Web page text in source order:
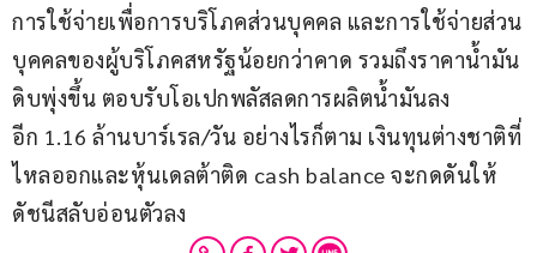
การใช้จ่ายเพื่อการบริโภคส่วนบุคคล และการใช้จ่ายส่วน
บุคคลของผู้บริโภคสหรัฐน้อยกว่าคาด รวมถึงราคาน้ำมัน
ดิบพุ่งขึ้น ตอบรับโอเปกพลัสลดการผลิตน้ำมันลง
อีก 1.16 ล้านบาร์เรล/วัน อย่างไรก็ตาม เงินทุนต่างชาติที่
ไหลออกและหุ้นเดลต้าติด cash balance จะกดดันให้
ดัชนีสลับอ่อนตัวลง